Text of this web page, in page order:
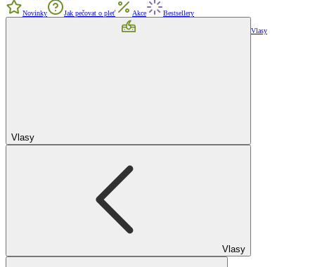
Novinky Jak pečovat o pleť Akce Bestsellery
Vlasy
Vlasy
Vlasy